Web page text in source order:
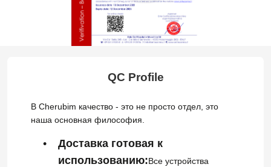
QC Profile
В Cherubim качество - это не просто отдел, это
наша основная философия.
Доставка готовая к
использованию:Все устройства